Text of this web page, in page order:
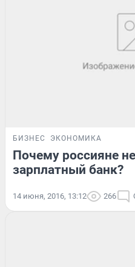
БИЗНЕС ЭКОНОМИКА
Почему россияне
зарплатный банк?
14 июня, 2016, 13:12 266